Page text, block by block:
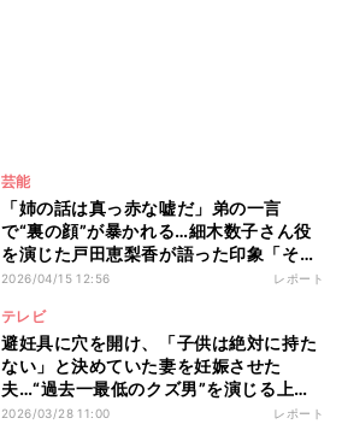
芸能
「姉の話は真っ赤な嘘だ」弟の一言
で“裏の顔”が暴かれる…細木数子さん役
を演じた戸田恵梨香が語った印象「そこ
も一つの魅力だったのかなというふうに
に堕ちるわよ』配信記念PARTY
2026/04/15 12:56 レポート
テレビ
避妊具に穴を開け、「子供は絶対に持た
ない」と決めていた妻を妊娠させた
夫…“過去一最低のクズ男”を演じる上で
浅香航大が大切にしていることとは ド
2026/03/28 11:00 レポート